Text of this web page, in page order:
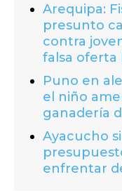
Arequipa:
presunto
contra
falsa oferta
Puno en
el niño
ganadería
Ayacucho
enfrentar